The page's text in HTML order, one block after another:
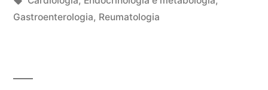
b
a
a
Gastroenterologia, Reumatologia